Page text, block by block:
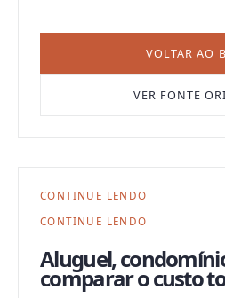
VOLTAR AO
VER FONTE
CONTINUE LENDO
CONTINUE LENDO
Aluguel,
comparar o custo